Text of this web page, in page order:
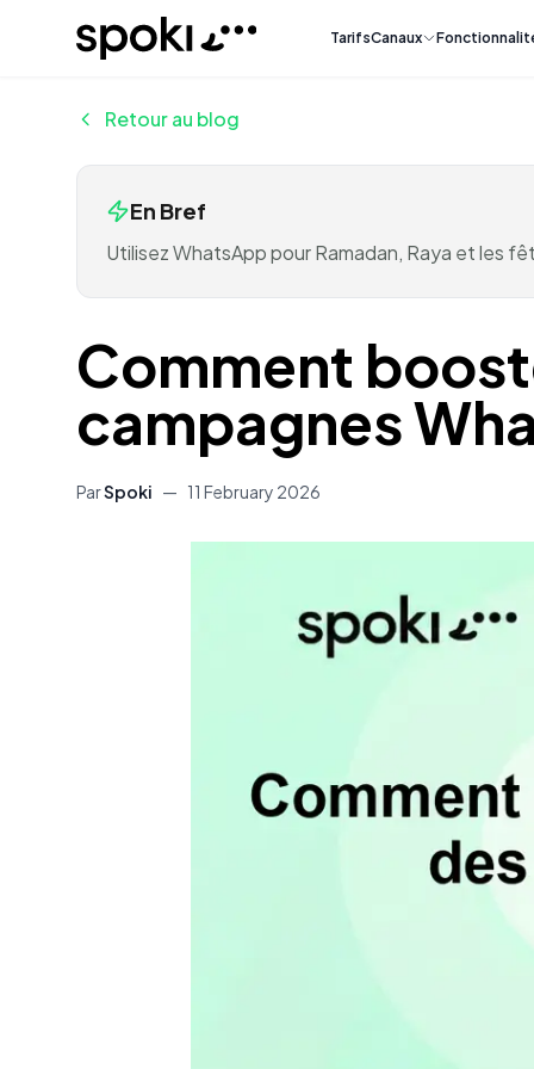
Spoki TarifsCanaux
Retour au blog
En Bref
Utilisez WhatsApp pour Ramadan, Raya et les
Comment
campagnes
ParSpoki — 11 February 2026